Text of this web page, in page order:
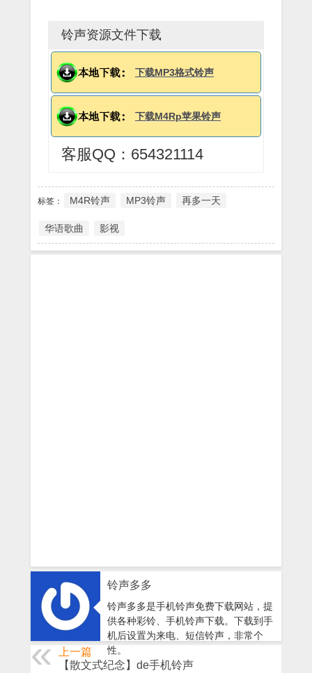
铃声资源文件下载
下载MP3格式铃声
下载M4Rp苹果铃声
客服QQ：654321114
标签： M4R铃声 MP3铃声 再多一天
华语歌曲 影视
铃声多多
铃声多多是手机铃声免费下载网站，提
供各种彩铃、手机铃声下载。下载到手
机后设置为来电、短信铃声，非常个
性。
上一篇
【散文式纪念】de手机铃声